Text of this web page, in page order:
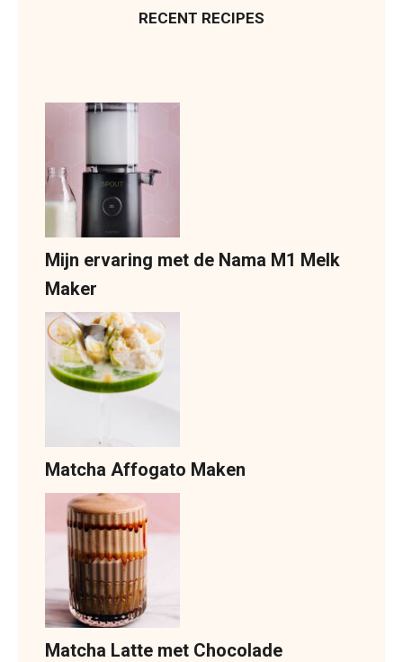
RECENT RECIPES
Mijn ervaring met de Nama M1 Melk
Maker
Matcha Affogato Maken
Matcha Latte met Chocolade